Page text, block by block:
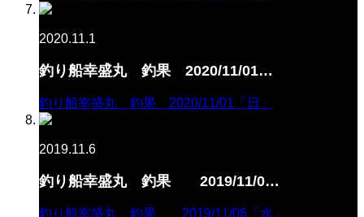
2020.11.1
釣り船幸盛丸 釣果 2020/11/01…
釣り船幸盛丸 釣果 2020/11/01「日」
2019.11.6
釣り船幸盛丸 釣果 2019/11/0…
釣り船幸盛丸 釣果 2019/11/06「水」